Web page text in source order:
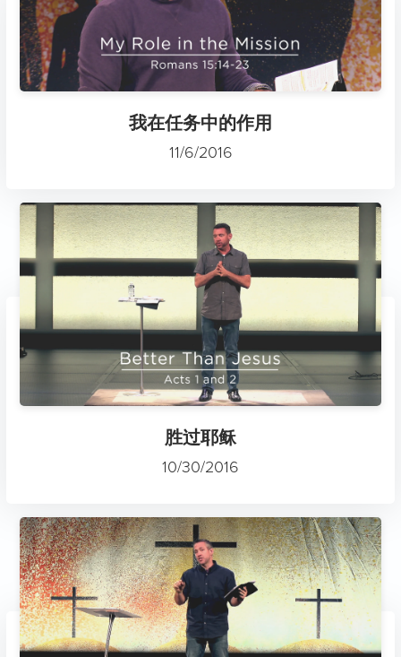
我在任务中的作用
11/6/2016
胜过耶稣
10/30/2016